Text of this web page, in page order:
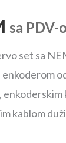
sa PDV-
set sa
enkoderom
kablom